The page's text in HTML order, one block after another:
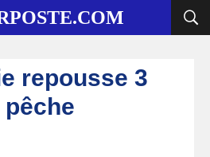
repousse 3